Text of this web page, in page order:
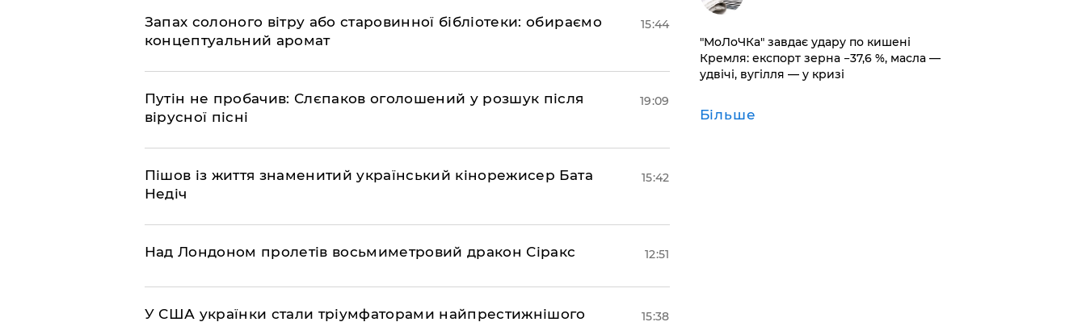
Запах солоного вітру або старовинної бібліотеки: обираємо
концептуальний аромат
15:44
​Путін не пробачив: Слєпаков оголошений у розшук після
вірусної пісні
19:09
Пішов із життя знаменитий український кінорежисер Бата
Недіч
15:42
Над Лондоном пролетів восьмиметровий дракон Сіракс 12:51
У США українки стали тріумфаторами найпрестижнішого 15:38
​"МоЛоЧКа" завдає удару по кишені
Кремля: експорт зерна −37,6 %, масла —
удвічі, вугілля — у кризі
Більше